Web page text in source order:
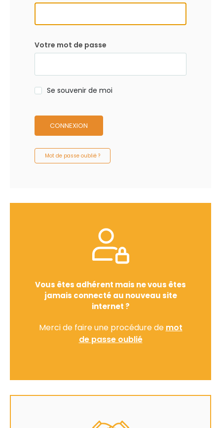
Votre mot de passe
Se souvenir de moi
CONNEXION
Mot de passe oublié ?
Vous êtes adhérent mais ne vous êtes
jamais connecté au nouveau site
internet ?
Merci de faire une procédure de mot
de passe oublié